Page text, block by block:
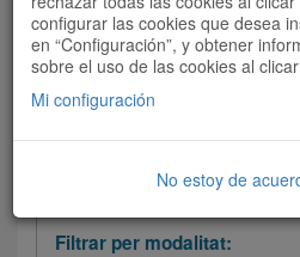
Audioruta Totes les rutes
Totes les rutes Ordenar
Filtrar les rutes
Filtrar per modalitat:
configurar las cookies que desea
en “Configuración”, y obtener
sobre el uso de las cookies al
Mi configuración
No estoy de